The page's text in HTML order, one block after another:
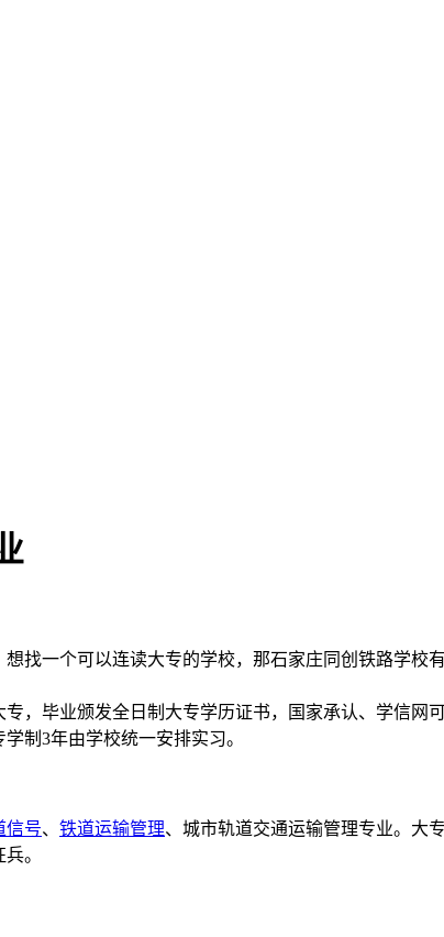
找一个可以连读大专的学校，那石家庄同创铁路学校
，毕业颁发全日制大专学历证书，国家承认、学信网
制3年由学校统一安排实习。
信号、 铁道运输管理、城市轨道交通运输管理专业。大
。